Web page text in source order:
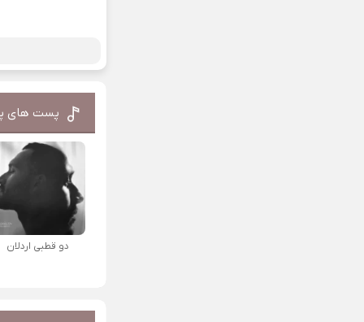
پست های
دو قطبی اردلان